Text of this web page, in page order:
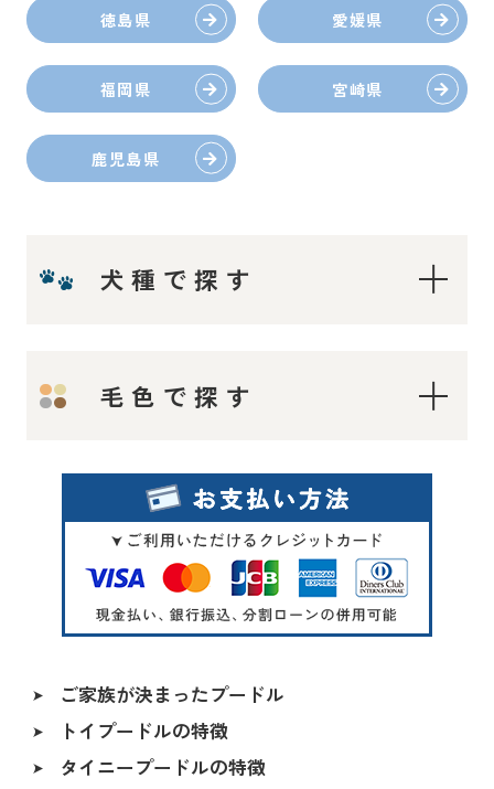
徳島県 愛媛県
福岡県 宮崎県
鹿児島県
犬種で探す
ティーカッププードル
ロイヤルティーカッププードル
マイクロティーカッププードル
トイプードル
毛色で探す
レッド・フォーン
シルバー
オレンジフォーン（アプリコット）
アプリコット
シャンパン
シルバー＆ホワイト
ペールホーン
ご家族が決まったプードル
ALL
香川県
トイプードルの特徴
タイニープードルの特徴